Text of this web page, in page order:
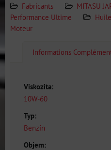
Fabricants MITASU
Performance Ultime
Moteur
Informations
Viskozita:
10W-60
Typ:
Benzín
Objem: